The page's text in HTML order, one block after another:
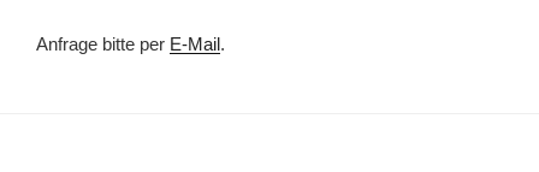
Anfrage bitte per E-Mail.